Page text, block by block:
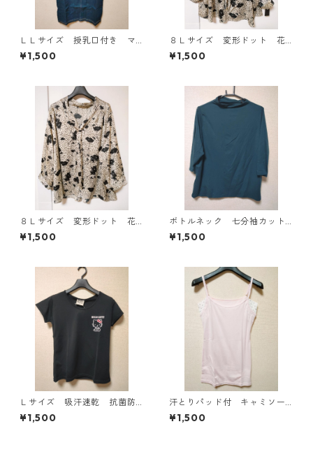
ＬＬサイズ 授乳口付き マ
タニティ ドッキングワンピ
ース ホワイト×ブルー KAE
¥1,500
８Ｌサイズ 変形ドット 花
柄 ボウタイブラウス オフ
ホワイト KAE-4770
¥1,500
８Ｌサイズ 変形ドット 花
柄 ボウタイブラウス オフ
ホワイト KAE-4766
¥1,500
ボトルネック 七分袖カット
ソー ４Ｌ ティールグリー
ン KAE-4815
¥1,500
Ｌサイズ 吸汗速乾 抗菌防
臭・消臭 ハローキティ ド
ライメッシュＴシャツ ブラ
¥1,500
汗とりパッド付 キャミソー
ル Ｌ ライトピンク KAE-
4789
¥1,500